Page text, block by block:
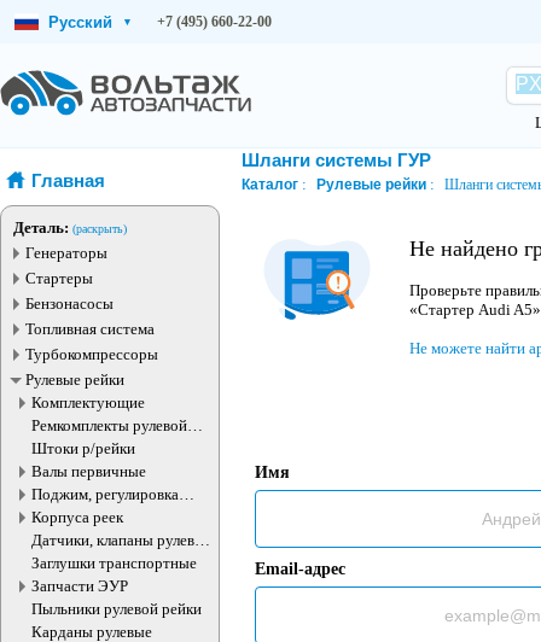
Русский ▾ +7 (495) 660-22-00
Главная
Деталь: (раскрыть)
Генераторы
Стартеры
Бензонасосы
Топливная система
Турбокомпрессоры
Рулевые рейки
Комплектующие
Ремкомплекты рулевой
рейки
Штоки р/рейки
Валы первичные
Поджим, регулировка
рулевые рейки
Корпуса реек
Датчики, клапаны рулевой
рейки
Заглушки транспортные
Запчасти ЭУР
Пыльники рулевой рейки
Карданы рулевые
Шланги системы ГУР
Каталог Рулевые рейки Шланги
Не найдено
Проверьте
«Стартер Audi
Не можете найти
Имя
Email-адрес